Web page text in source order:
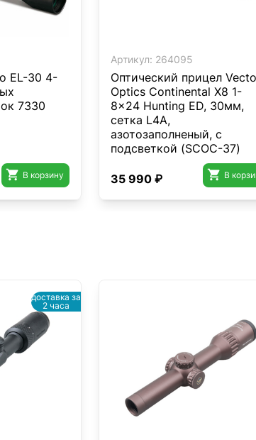
EL-30 4-
7330
 В корзину
Артикул: 264095
Оптический прицел
Optics Continental X8 1-
8x24 Hunting ED, 30мм,
сетка L4A,
азотозаполненый, с
подсветкой (SCOC-37)
35 990 ₽  В
доставка за
2 часа